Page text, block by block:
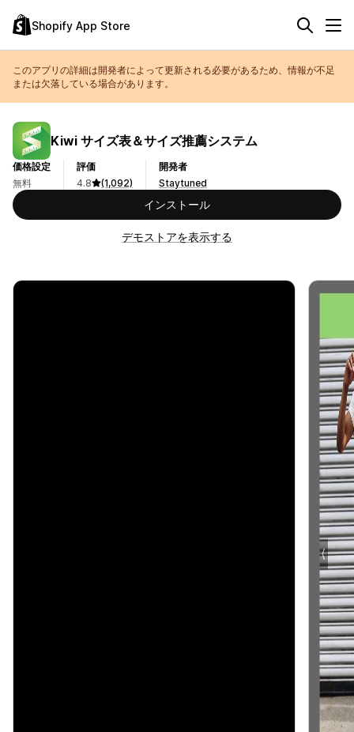
Shopify App Store
このアプリの詳細は開発者によって更新される必要があるため、情報が不足
または欠落している場合があります。
Kiwi サイズ表＆サイズ推薦システム
価格設定
無料
評価
4.8
(1,092)
開発者
Staytuned
インストール
デモストアを表示する